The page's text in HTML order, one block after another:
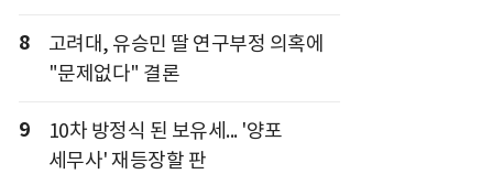
8
고려대, 유승민 딸 연구부정 의혹에
"문제없다" 결론
9
10차 방정식 된 보유세... '양포
세무사' 재등장할 판